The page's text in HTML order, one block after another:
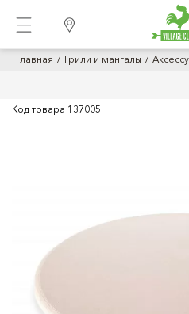
Главная Грили и мангалы
Код товара 137005